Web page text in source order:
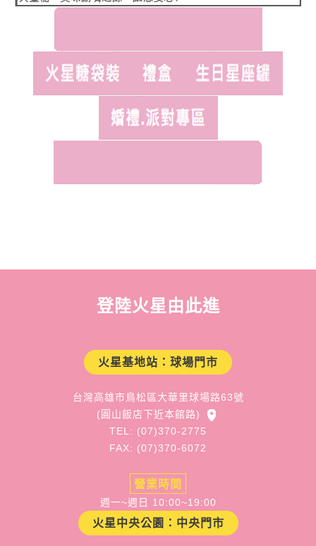
登陸火星由此進
火星基地站：球場門市
台灣高雄市鳥松區大華里球場路63號
(圓山飯店下近本館路)
TEL: (07)370-2775
FAX: (07)370-6072
營業時間
週一~週日 10:00~19:00
火星中央公園：中央門市